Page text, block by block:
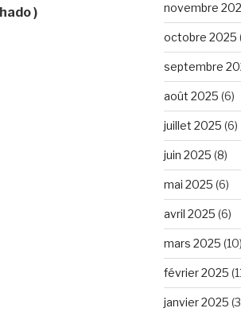
) novembre
octobre 2025
septembre
août 2025 (6)
juillet 2025 (6)
juin 2025 (8)
mai 2025 (6)
avril 2025 (6)
mars 2025 (10)
février 2025
janvier 2025